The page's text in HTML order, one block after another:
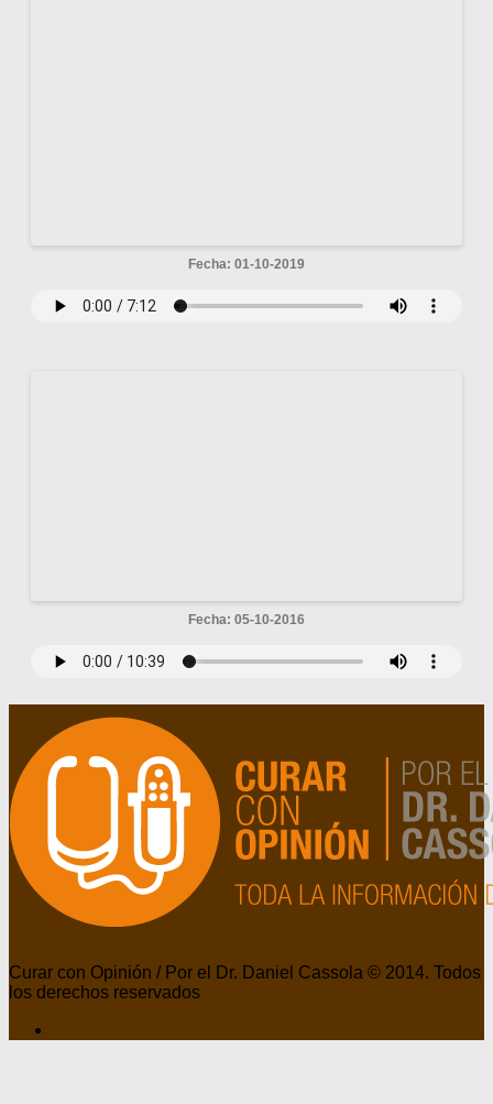
Fecha: 01-10-2019
Fecha: 05-10-2016
Curar con Opinión / Por el Dr. Daniel Cassola © 2014. Todos
los derechos reservados